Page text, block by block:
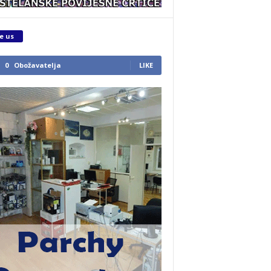
us
0 Obožavatelja LIKE